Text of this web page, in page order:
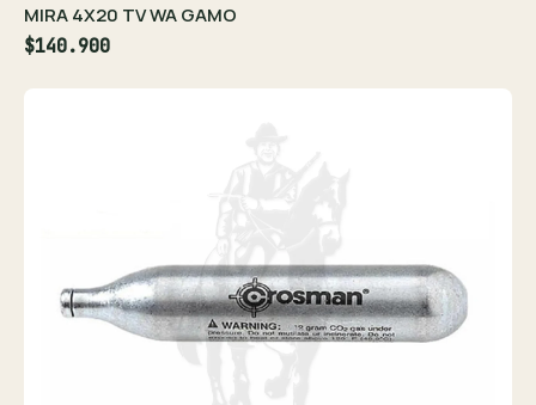
MIRA 4X20 TV WA GAMO
$140.900